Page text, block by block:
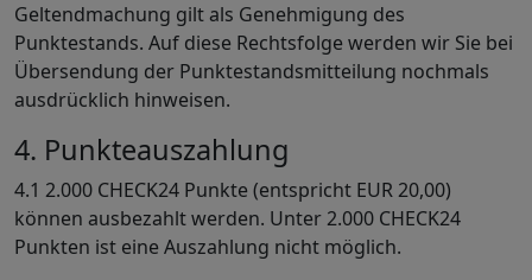
Geltendmachung gilt als Genehmigung des
Punktestands. Auf diese Rechtsfolge werden wir Sie bei
Übersendung der Punktestandsmitteilung nochmals
ausdrücklich hinweisen.
4. Punkteauszahlung
4.1 2.000 CHECK24 Punkte (entspricht EUR 20,00)
können ausbezahlt werden. Unter 2.000 CHECK24
Punkten ist eine Auszahlung nicht möglich.